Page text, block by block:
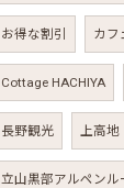
お得な割引 カフ
Cottage HACHIYA
長野観光 上高地
立山黒部アルペンル